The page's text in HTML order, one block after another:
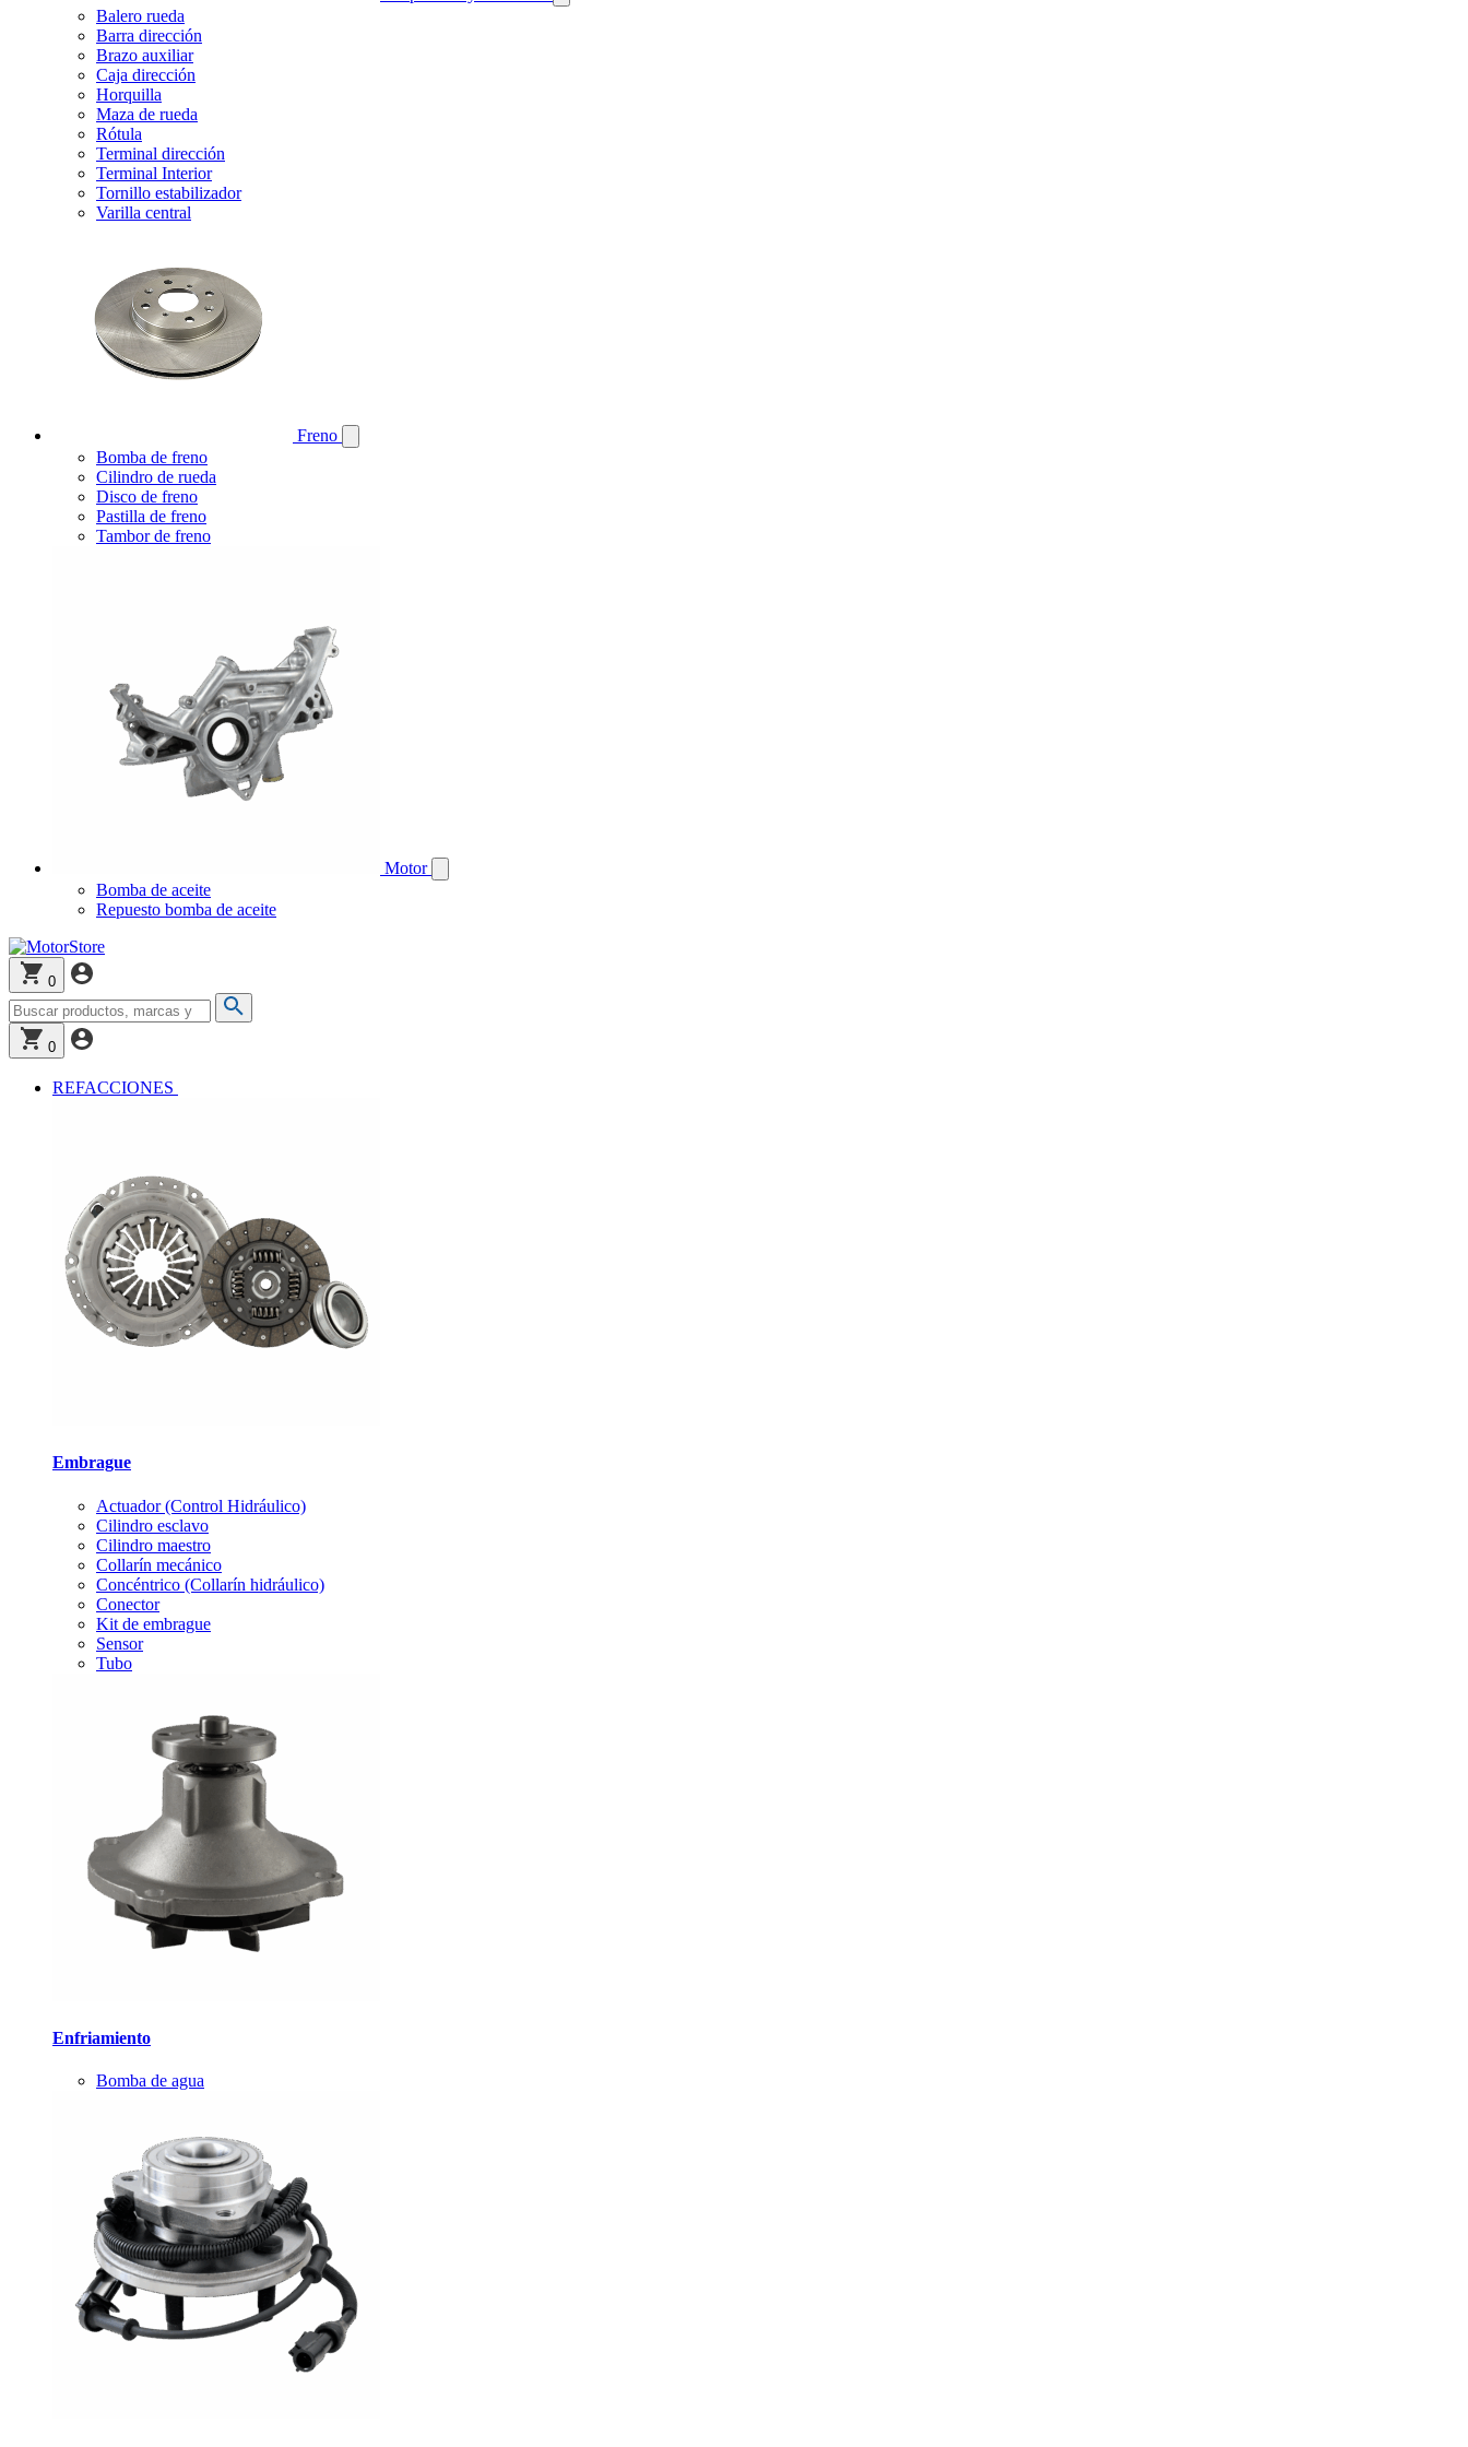
Balero rueda
Barra dirección
Brazo auxiliar
Caja dirección
Horquilla
Maza de rueda
Rótula
Terminal dirección
Terminal Interior
Tornillo estabilizador
Varilla central
Freno
Bomba de freno
Cilindro de rueda
Disco de freno
Pastilla de freno
Tambor de freno
Motor
Bomba de aceite
Repuesto bomba de aceite
0
0
REFACCIONES
Embrague
Actuador (Control Hidráulico)
Cilindro esclavo
Cilindro maestro
Collarín mecánico
Concéntrico (Collarín hidráulico)
Conector
Kit de embrague
Sensor
Tubo
Enfriamiento
Bomba de agua